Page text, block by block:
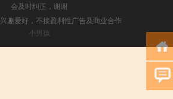
会及时纠正，谢谢
趣爱好，不接盈利性广告及商业合作
小男孩